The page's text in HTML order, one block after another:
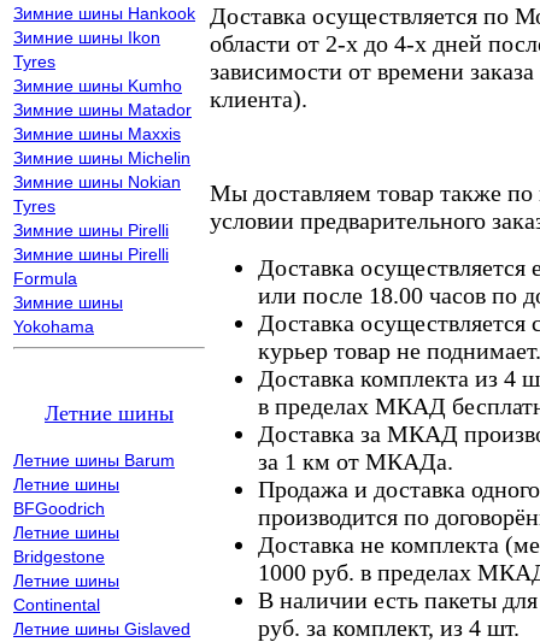
Зимние шины Hankook
Зимние шины Ikon
Tyres
Зимние шины Kumho
Зимние шины Matador
Зимние шины Maxxis
Зимние шины Michelin
Зимние шины Nokian
Tyres
Зимние шины Pirelli
Зимние шины Pirelli
Formula
Зимние шины
Yokohama
Летние шины
Летние шины Barum
Летние шины
BFGoodrich
Летние шины
Bridgestone
Летние шины
Continental
Летние шины Gislaved
Доставка осуществляется по
области от 2-х до 4-х дней
зависимости от времени
клиента).
Мы доставляем товар также
условии предварительного
Доставка осуществляется
или после 18.00 часов по
Доставка осуществляется
курьер товар не поднимает.
Доставка комплекта из 4
в пределах МКАД
Доставка за МКАД
за 1 км от МКАДа.
Продажа и доставка
производится по
Доставка не комплекта
1000 руб. в пределах
В наличии есть пакеты
руб. за комплект, из 4 шт.